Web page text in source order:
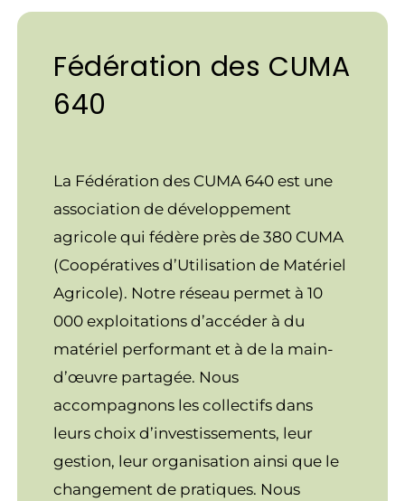
Fédération des CUMA
640
La Fédération des CUMA 640 est une
association de développement
agricole qui fédère près de 380 CUMA
(Coopératives d’Utilisation de Matériel
Agricole). Notre réseau permet à 10
000 exploitations d’accéder à du
matériel performant et à de la main-
d’œuvre partagée. Nous
accompagnons les collectifs dans
leurs choix d’investissements, leur
gestion, leur organisation ainsi que le
changement de pratiques. Nous